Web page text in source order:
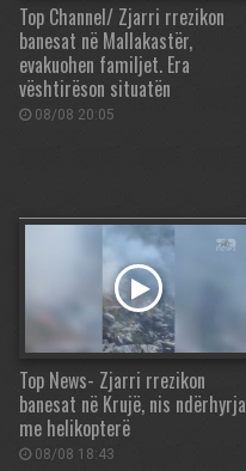
Top Channel/ Zjarri rrezikon
banesat në Mallakastër,
evakuohen familjet. Era
vështirëson situatën
08/08 20:05
Top News- Zjarri rrezikon
banesat në Krujë, nis ndërhyrja
me helikopterë
08/08 18:43